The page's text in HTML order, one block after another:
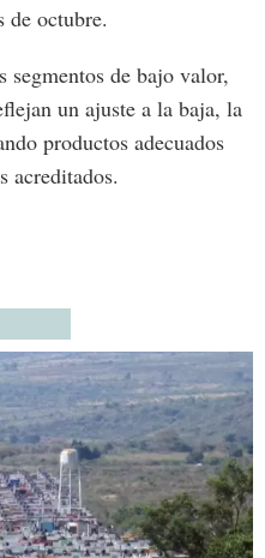
de octubre.
segmentos de bajo valor,
un ajuste a la baja, la
productos adecuados
acreditados.